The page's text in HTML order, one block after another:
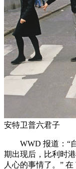
安特卫普六君子
WWD 报道：“自
期出现后，比利时
人心的事情了。”